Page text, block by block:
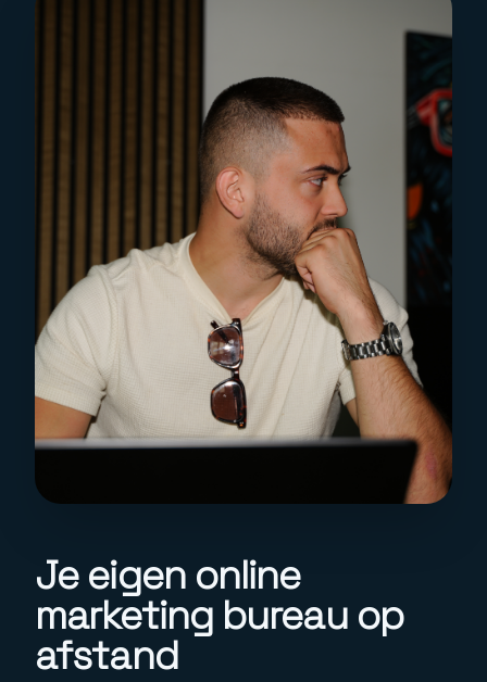
Je eigen online
marketing bureau op
afstand